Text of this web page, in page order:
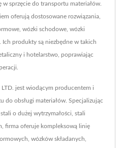
sprzęcie do transportu materiałów.
oferują dostosowane rozwiązania,
wózki schodowe, wózki
Ich produkty są niezbędne w takich
i hotelarstwo, poprawiając
jest wiodącym producentem i
do obsługi materiałów. Specjalizując
o dużej wytrzymałości, stali
firma oferuje kompleksową linię
wózków składanych,